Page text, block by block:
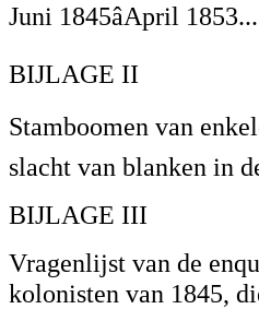
Juni 1845âApril
BIJLAGE II
Stamboomen van
slacht van blanken in
BIJLAGE III
Vragenlijst van de
kolonisten van 1845,